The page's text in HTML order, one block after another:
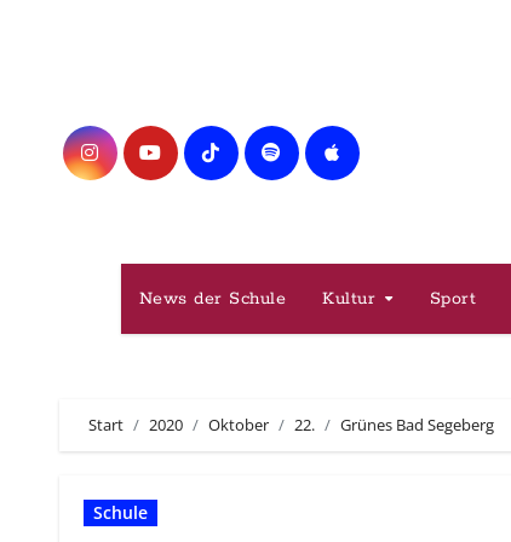
News der Schule Kultur Sport
Start 2020 Oktober 22. Grünes Bad Segeberg
Schule